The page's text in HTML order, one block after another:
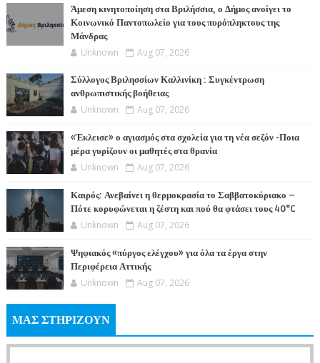
Άμεση κινητοποίηση στα Βριλήσσια, ο Δήμος ανοίγει το
Κοινωνικό Παντοπωλείο για τους πυρόπληκτους της
Μάνδρας
Unknown Aug 07, 2026
Σύλλογος Βριλησσίων Καλλινίκη : Συγκέντρωση
ανθρωπιστικής βοήθειας
Unknown Aug 07, 2026
«Έκλεισε» ο αγιασμός στα σχολεία για τη νέα σεζόν -Ποια
μέρα γυρίζουν οι μαθητές στα θρανία
Unknown Aug 07, 2026
Καιρός: Ανεβαίνει η θερμοκρασία το Σαββατοκύριακο –
Πότε κορυφώνεται η ζέστη και πού θα φτάσει τους 40°C
Unknown Aug 07, 2026
Ψηφιακός «πύργος ελέγχου» για όλα τα έργα στην
Περιφέρεια Αττικής
Unknown Aug 07, 2026
ΜΑΣ ΣΤΗΡΙΖΟΥΝ